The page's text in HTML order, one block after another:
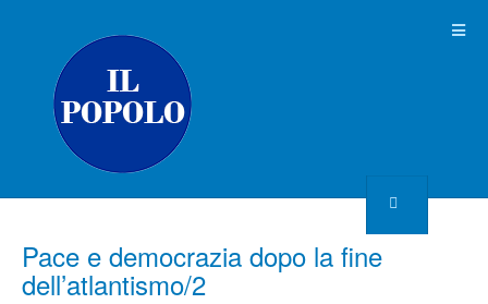
Pace e democrazia dopo la fine
dell’atlantismo/2